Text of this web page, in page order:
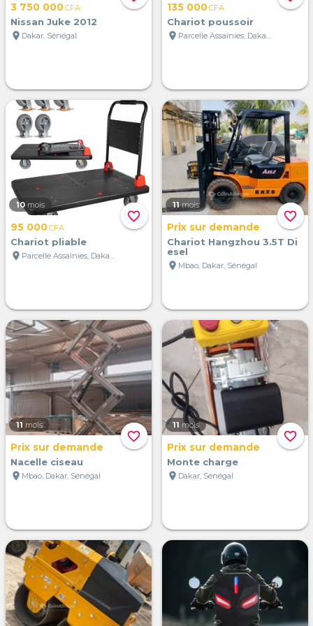
3 750 000CFA
Nissan Juke 2012
location_on Dakar, Sénégal
135 000CFA
Chariot poussoir
location_on
Parcelle Assainies, Dakar, Sénégal
favorite_border
10 mois
95 000CFA
Chariot pliable
location_on
Parcelle Assainies, Dakar, Sénégal
favorite_border
11 mois
Prix sur demande
Chariot Hangzhou 3.5T Di
esel
location_on Mbao, Dakar, Sénégal
favorite_border
11 mois
Prix sur demande
Nacelle ciseau
location_on Mbao, Dakar, Sénégal
favorite_border
11 mois
Prix sur demande
Monte charge
location_on Dakar, Sénégal